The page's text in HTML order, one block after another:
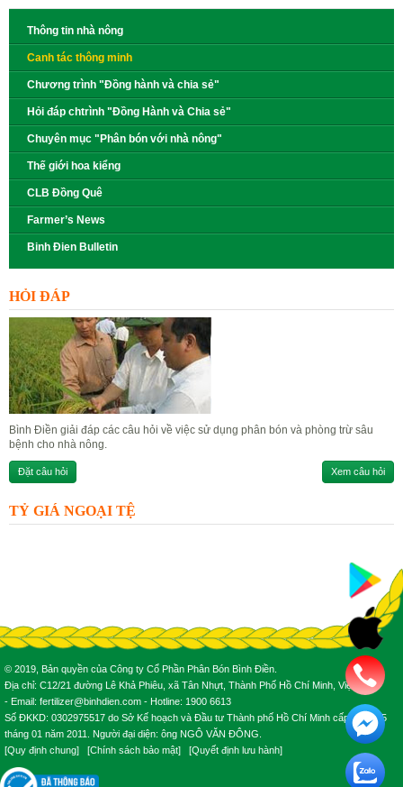
Thông tin nhà nông
Canh tác thông minh
Chương trình "Đồng hành và chia sẻ"
Hỏi đáp chtrình "Đồng Hành và Chia sẻ"
Chuyên mục "Phân bón với nhà nông"
Thế giới hoa kiểng
CLB Đồng Quê
Farmer’s News
Binh Đien Bulletin
HỎI ĐÁP
Bình Điền giải đáp các câu hỏi về việc sử dụng phân bón và phòng trừ sâu
bệnh cho nhà nông.
Đặt câu hỏi Xem câu hỏi
TỶ GIÁ NGOẠI TỆ
© 2019, Bản quyền của Công ty Cổ Phần Phân Bón Bình Điền.
Địa chỉ: C12/21 đường Lê Khả Phiêu, xã Tân Nhựt, Thành Phố Hồ Chí Minh, Việt Nam.
- Email: fertilizer@binhdien.com - Hotline: 1900 6613
Số ĐKKD: 0302975517 do Sở Kế hoạch và Đầu tư Thành phố Hồ Chí Minh cấp ngày 25
tháng 01 năm 2011. Người đại diện: ông NGÔ VĂN ĐÔNG.
[Quy định chung] [Chính sách bảo mật] [Quyết định lưu hành]